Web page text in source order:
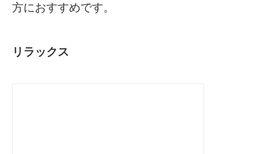
方におすすめです。
リラックス